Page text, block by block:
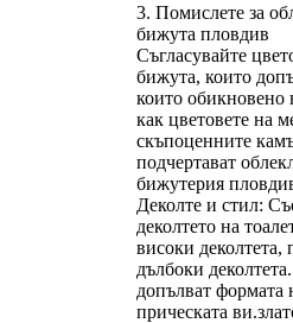
Помислете за
бижута пловдив
Съгласувайте
бижута, които
които обикновено
как цветовете на
скъпоценните
подчертават
бижутерия
Деколте и стил:
деколтето на
високи
дълбоки
допълват формата
прическата ви.